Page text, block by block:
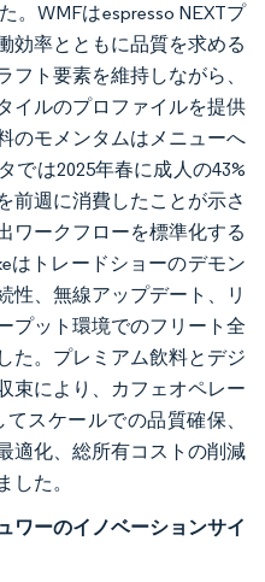
。WMFはespresso NEXTプ
効率とともに品質を求める
ト要素を維持しながら、
イルのプロファイルを提供
のモメンタムはメニューへ
では2025年春に成人の43%
前週に消費したことが示さ
ワークフローを標準化する
はトレードショーのデモン
性、無線アップデート、リ
プット環境でのフリート全
た。プレミアム飲料とデジ
束により、カフェオペレー
スケールでの品質確保、
適化、総所有コストの削減
した。
ワーのイノベーションサイ